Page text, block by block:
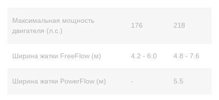
Максимальная мощность
двигателя (л.с.)
176 218
Ширина жатки FreeFlow (м) 4.2 - 6.0 4.8 - 7.6
Ширина жатки PowerFlow (м) - 5.5